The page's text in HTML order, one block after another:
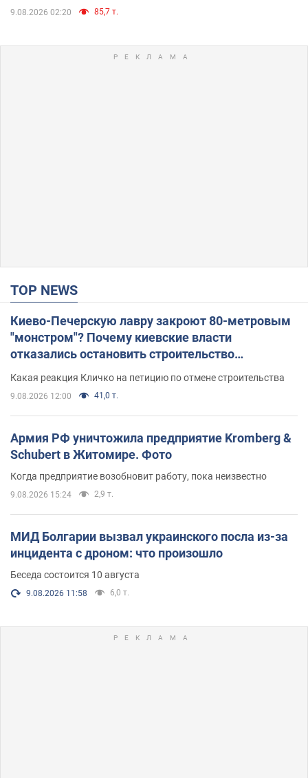
9.08.2026 02:20 85,7 т.
TOP NEWS
Киево-Печерскую лавру закроют 80-метровым
"монстром"? Почему киевские власти
отказались остановить строительство
Какая реакция Кличко на петицию по отмене строительства
9.08.2026 12:00 41,0 т.
Армия РФ уничтожила предприятие Kromberg &
Schubert в Житомире. Фото
Когда предприятие возобновит работу, пока неизвестно
9.08.2026 15:24 2,9 т.
МИД Болгарии вызвал украинского посла из-за
инцидента с дроном: что произошло
Беседа состоится 10 августа
9.08.2026 11:58 6,0 т.